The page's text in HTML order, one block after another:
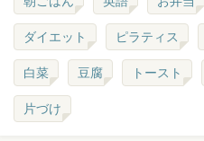
ダイエット ピラティス
白菜 豆腐 トースト
片づけ